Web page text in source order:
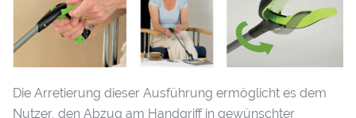
Die Arretierung dieser Ausführung ermöglicht es dem
Nutzer, den Abzug am Handgriff in gewünschter